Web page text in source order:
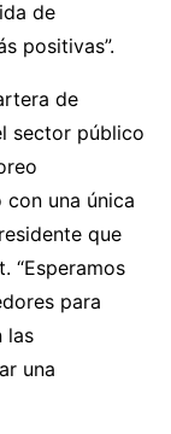
de
positivas”.
de
sector público
una única
que
“Esperamos
para
las
una